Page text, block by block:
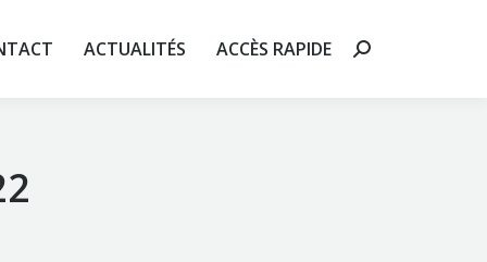
ACTUALITÉS ACCÈS RAPIDE
Recherche
Recherche